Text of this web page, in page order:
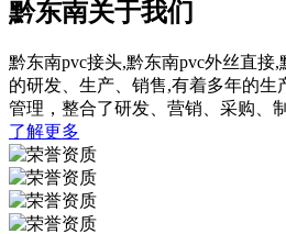
黔东南关于我们
黔东南pvc接头,黔东南pvc外丝直接
的研发、生产、销售,有着多年的
管理，整合了研发、营销、采购、
了解更多